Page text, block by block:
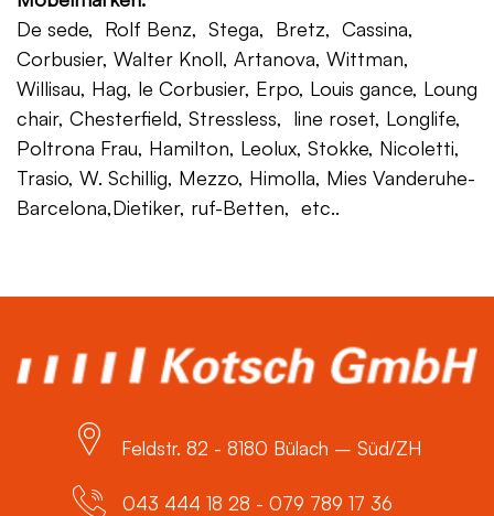
De sede, Rolf Benz, Stega, Bretz, Cassina,
Corbusier, Walter Knoll, Artanova, Wittman,
Willisau, Hag, le Corbusier, Erpo, Louis gance, Loung
chair, Chesterfield, Stressless, line roset, Longlife,
Poltrona Frau, Hamilton, Leolux, Stokke, Nicoletti,
Trasio, W. Schillig, Mezzo, Himolla, Mies Vanderuhe-
Barcelona,Dietiker, ruf-Betten, etc..
Feldstr. 82 - 8180 Bülach – Süd/ZH
043 444 18 28 - 079 789 17 36